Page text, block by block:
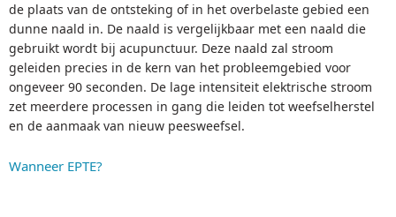
de plaats van de ontsteking of in het overbelaste gebied een
dunne naald in. De naald is vergelijkbaar met een naald die
gebruikt wordt bij acupunctuur. Deze naald zal stroom
geleiden precies in de kern van het probleemgebied voor
ongeveer 90 seconden. De lage intensiteit elektrische stroom
zet meerdere processen in gang die leiden tot weefselherstel
en de aanmaak van nieuw peesweefsel.
Wanneer EPTE?